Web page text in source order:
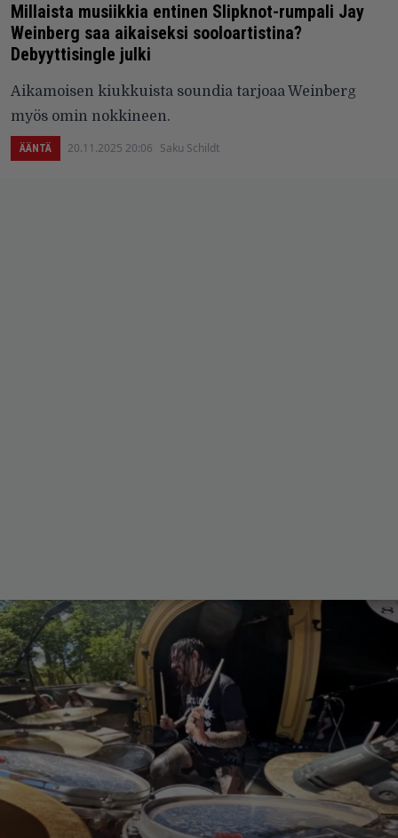
Millaista musiikkia entinen Slipknot-rumpali Jay
Weinberg saa aikaiseksi sooloartistina?
Debyyttisingle julki
Aikamoisen kiukkuista soundia tarjoaa Weinberg
myös omin nokkineen.
ÄÄNTÄ 20.11.2025 20:06 Saku Schildt